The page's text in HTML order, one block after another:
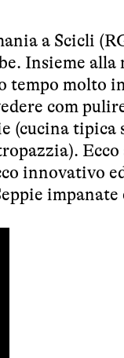
a Scicli
Insieme
tempo molto
com
(cucina
Ecco
innovativo
impanate